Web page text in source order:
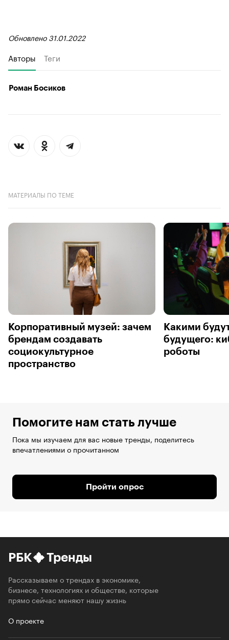
Обновлено 31.01.2022
Авторы Теги
Роман Босиков
МАТЕРИАЛЫ ПО ТЕМЕ
Корпоративный музей: зачем
брендам создавать
социокультурное
пространство
Какими
будущего:
роботы
Помогите нам стать лучше
Пока мы изучаем для вас новые тренды, поделитесь
впечатлениями о прочитанном
Пройти опрос
РБК Тренды
Рассказываем о трендах в экономике,
бизнесе, технологиях и обществе, которые
прямо сейчас меняют нашу жизнь
О проекте